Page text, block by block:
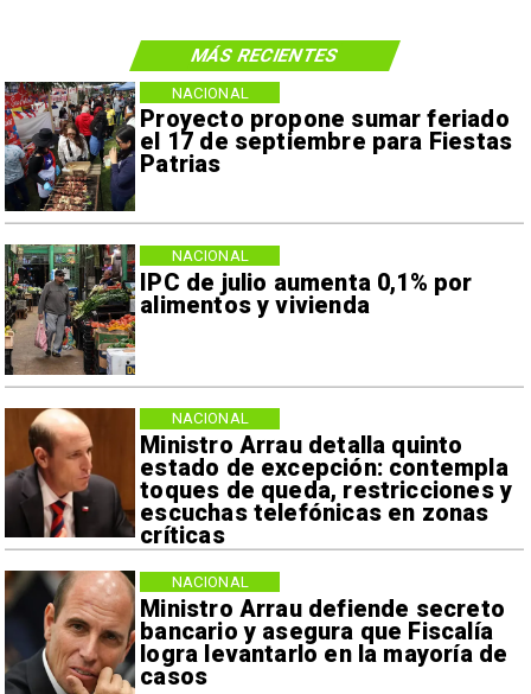
Proyecto propone sumar feriado
el 17 de septiembre para Fiestas
Patrias
NACIONAL
IPC de julio aumenta 0,1% por
alimentos y vivienda
NACIONAL
Ministro Arrau detalla quinto
estado de excepción: contempla
toques de queda, restricciones y
escuchas telefónicas en zonas
críticas
NACIONAL
Ministro Arrau defiende secreto
bancario y asegura que Fiscalía
logra levantarlo en la mayoría de
casos
NACIONAL
MÁS RECIENTES